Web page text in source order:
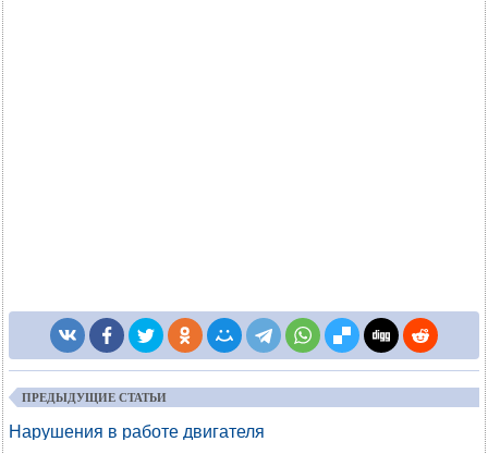
ПРЕДЫДУЩИЕ СТАТЬИ
Нарушения в работе двигателя